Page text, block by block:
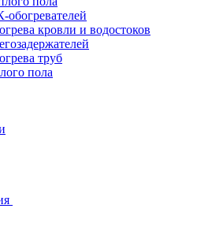
кровли и водостоков
труб
пола